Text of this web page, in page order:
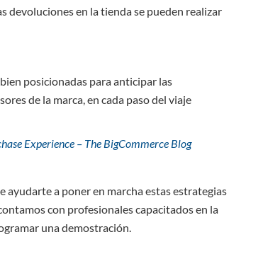
devoluciones en la tienda se pueden realizar
posicionadas para anticipar las
de la marca, en cada paso del viaje
Experience – The BigCommerce Blog
ayudarte a poner en marcha estas estrategias
con profesionales capacitados en la
una demostración.